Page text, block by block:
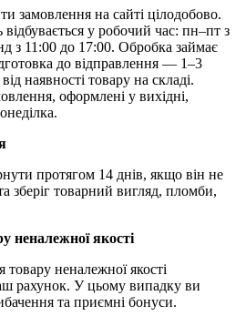
замовлення на сайті цілодобово.
у робочий час: пн–пт з
з 11:00 до 17:00. Обробка займає
до відправлення — 1–3
наявності товару на складі.
оформлені у вихідні,
протягом 14 днів, якщо він не
зберіг товарний вигляд, пломби,
неналежної якості
неналежної якості
рахунок. У цьому випадку ви
та приємні бонуси.